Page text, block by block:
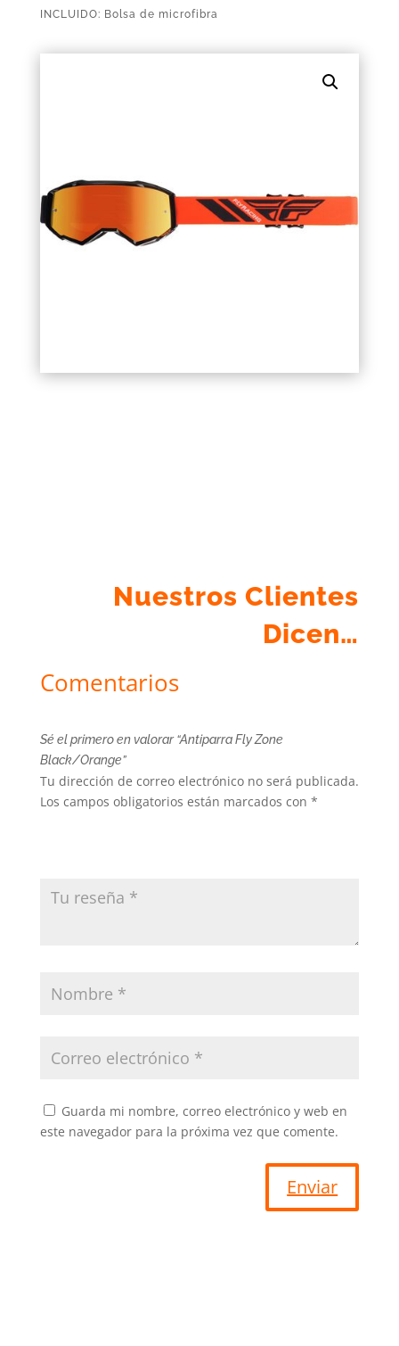
INCLUIDO: Bolsa de microfibra
Nuestros Clientes
Dicen…
Comentarios
Sé el primero en valorar “Antiparra Fly Zone
Black/Orange”
Tu dirección de correo electrónico no será publicada.
Los campos obligatorios están marcados con *
Guarda mi nombre, correo electrónico y web en
este navegador para la próxima vez que comente.
Enviar